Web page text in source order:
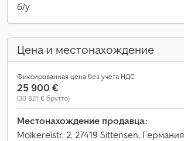
б/у
Цена и местонахождение
Фиксированная цена без учета НДС
25 900 €
(30 821 € брутто)
Местонахождение продавца:
Molkereistr. 2, 27419 Sittensen, Германия